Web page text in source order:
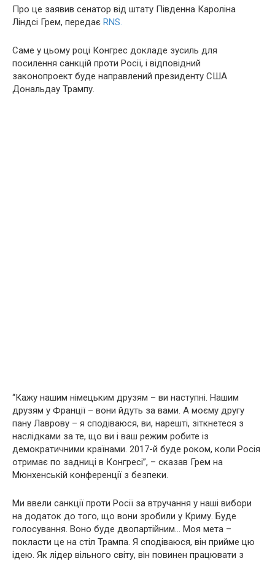
Про це заявив сенатор від штату Південна Кароліна
Ліндсі Грем, передає RNS.
Саме у цьому році Конгрес докладе зусиль для
посилення санкцій проти Росії, і відповідний
законопроект буде направлений президенту США
Дональдау Трампу.
“Кажу нашим німецьким друзям – ви наступні. Нашим
друзям у Франції – вони йдуть за вами. А моєму другу
пану Лаврову – я сподіваюся, ви, нарешті, зіткнетеся з
наслідками за те, що ви і ваш режим робите із
демократичними країнами. 2017-й буде роком, коли Росія
отримає по задниці в Конгресі”, – сказав Грем на
Мюнхенській конференції з безпеки.
Ми ввели санкції проти Росії за втручання у наші вибори
на додаток до того, що вони зробили у Криму. Буде
голосування. Воно буде двопартійним… Моя мета –
покласти це на стіл Трампа. Я сподіваюся, він прийме цю
ідею. Як лідер вільного світу, він повинен працювати з